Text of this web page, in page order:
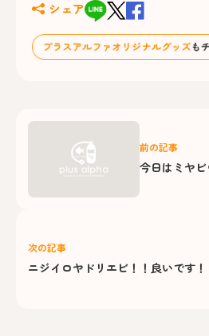
シェア
前の記事
今日はミヤビ
次の記事
ニジイロヤドリエビ！！良いです！